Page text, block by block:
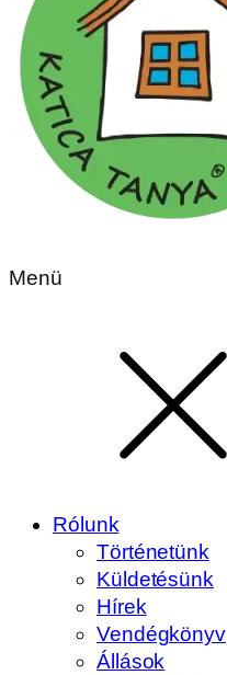
Menü
Rólunk
Történetünk
Küldetésünk
Hírek
Vendégkönyv
Állások